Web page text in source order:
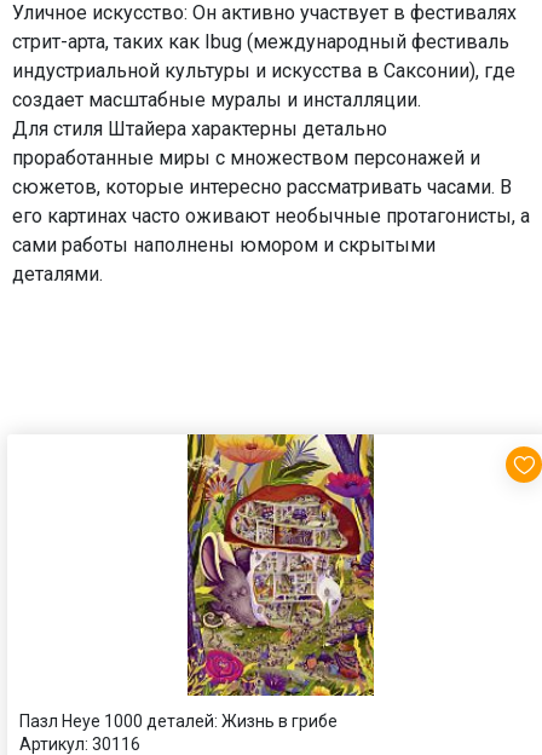
Уличное искусство: Он активно участвует в фестивалях
стрит-арта, таких как Ibug (международный фестиваль
индустриальной культуры и искусства в Саксонии), где
создает масштабные муралы и инсталляции.
Для стиля Штайера характерны детально
проработанные миры с множеством персонажей и
сюжетов, которые интересно рассматривать часами. В
его картинах часто оживают необычные протагонисты, а
сами работы наполнены юмором и скрытыми
деталями.
Пазл Heye 1000 деталей: Жизнь в грибе
Артикул: 30116